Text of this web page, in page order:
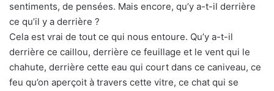
sentiments, de pensées. Mais encore, qu’y a-t-il derrière
ce qu’il y a derrière ?
Cela est vrai de tout ce qui nous entoure. Qu’y a-t-il
derrière ce caillou, derrière ce feuillage et le vent qui le
chahute, derrière cette eau qui court dans ce caniveau, ce
feu qu’on aperçoit à travers cette vitre, ce chat qui se